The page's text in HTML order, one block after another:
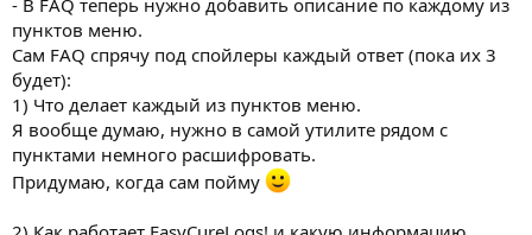
- В FAQ теперь нужно добавить описание по каждому из
пунктов меню.
Сам FAQ спрячу под спойлеры каждый ответ (пока их 3
будет):
1) Что делает каждый из пунктов меню.
Я вообще думаю, нужно в самой утилите рядом с
пунктами немного расшифровать.
Придумаю, когда сам пойму